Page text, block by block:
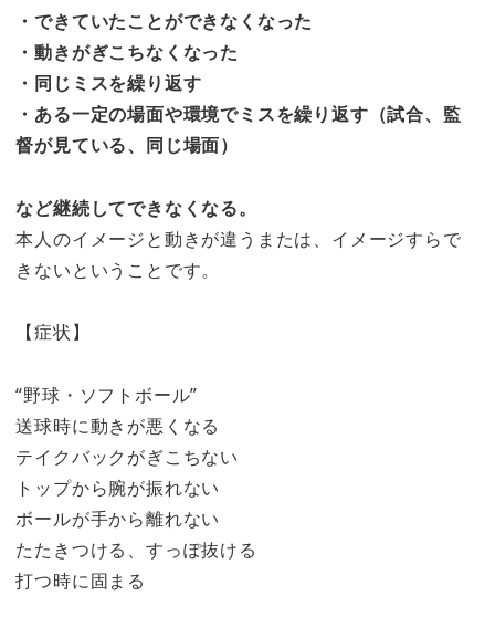
・できていたことができなくなった
・動きがぎこちなくなった
・同じミスを繰り返す
・ある一定の場面や環境でミスを繰り返す（試合、監
督が見ている、同じ場面）
など継続してできなくなる。
本人のイメージと動きが違うまたは、イメージすらで
きないということです。
【症状】
“野球・ソフトボール”
送球時に動きが悪くなる
テイクバックがぎこちない
トップから腕が振れない
ボールが手から離れない
たたきつける、すっぽ抜ける
打つ時に固まる